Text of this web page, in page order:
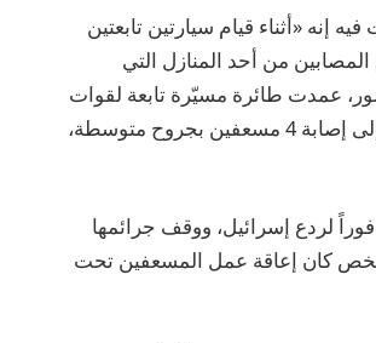
إنه «أثناء قيام سيارتين تابعتين
من أحد المنازل التي
عمدت طائرة مسيّرة تابعة لقوات
الاحتلال الإسرائيلي إلى استهداف السيارتين بشكل مباشر، ما أدى إلى إصابة 4 مسعفين بجروح متوسطة،
لردع إسرائيل، ووقف جرائمها
شخص كان إعاقة عمل المسعفين تحت